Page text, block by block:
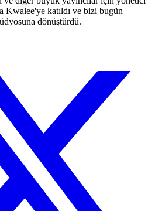
Kwalee'ye katıldı ve bizi bugün
dönüştürdü.